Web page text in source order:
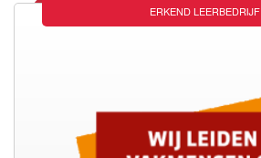
ERKEND LEERBEDRIJF